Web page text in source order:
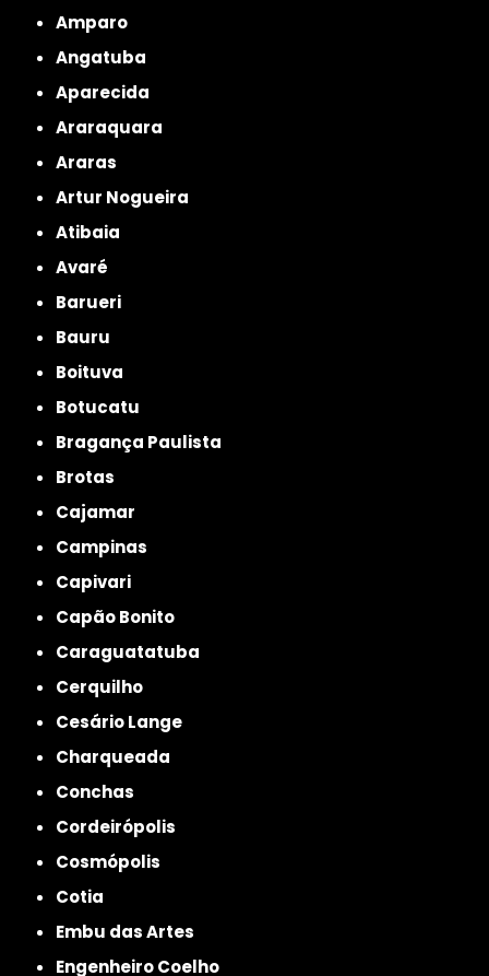
Amparo
Angatuba
Aparecida
Araraquara
Araras
Artur Nogueira
Atibaia
Avaré
Barueri
Bauru
Boituva
Botucatu
Bragança Paulista
Brotas
Cajamar
Campinas
Capivari
Capão Bonito
Caraguatatuba
Cerquilho
Cesário Lange
Charqueada
Conchas
Cordeirópolis
Cosmópolis
Cotia
Embu das Artes
Engenheiro Coelho